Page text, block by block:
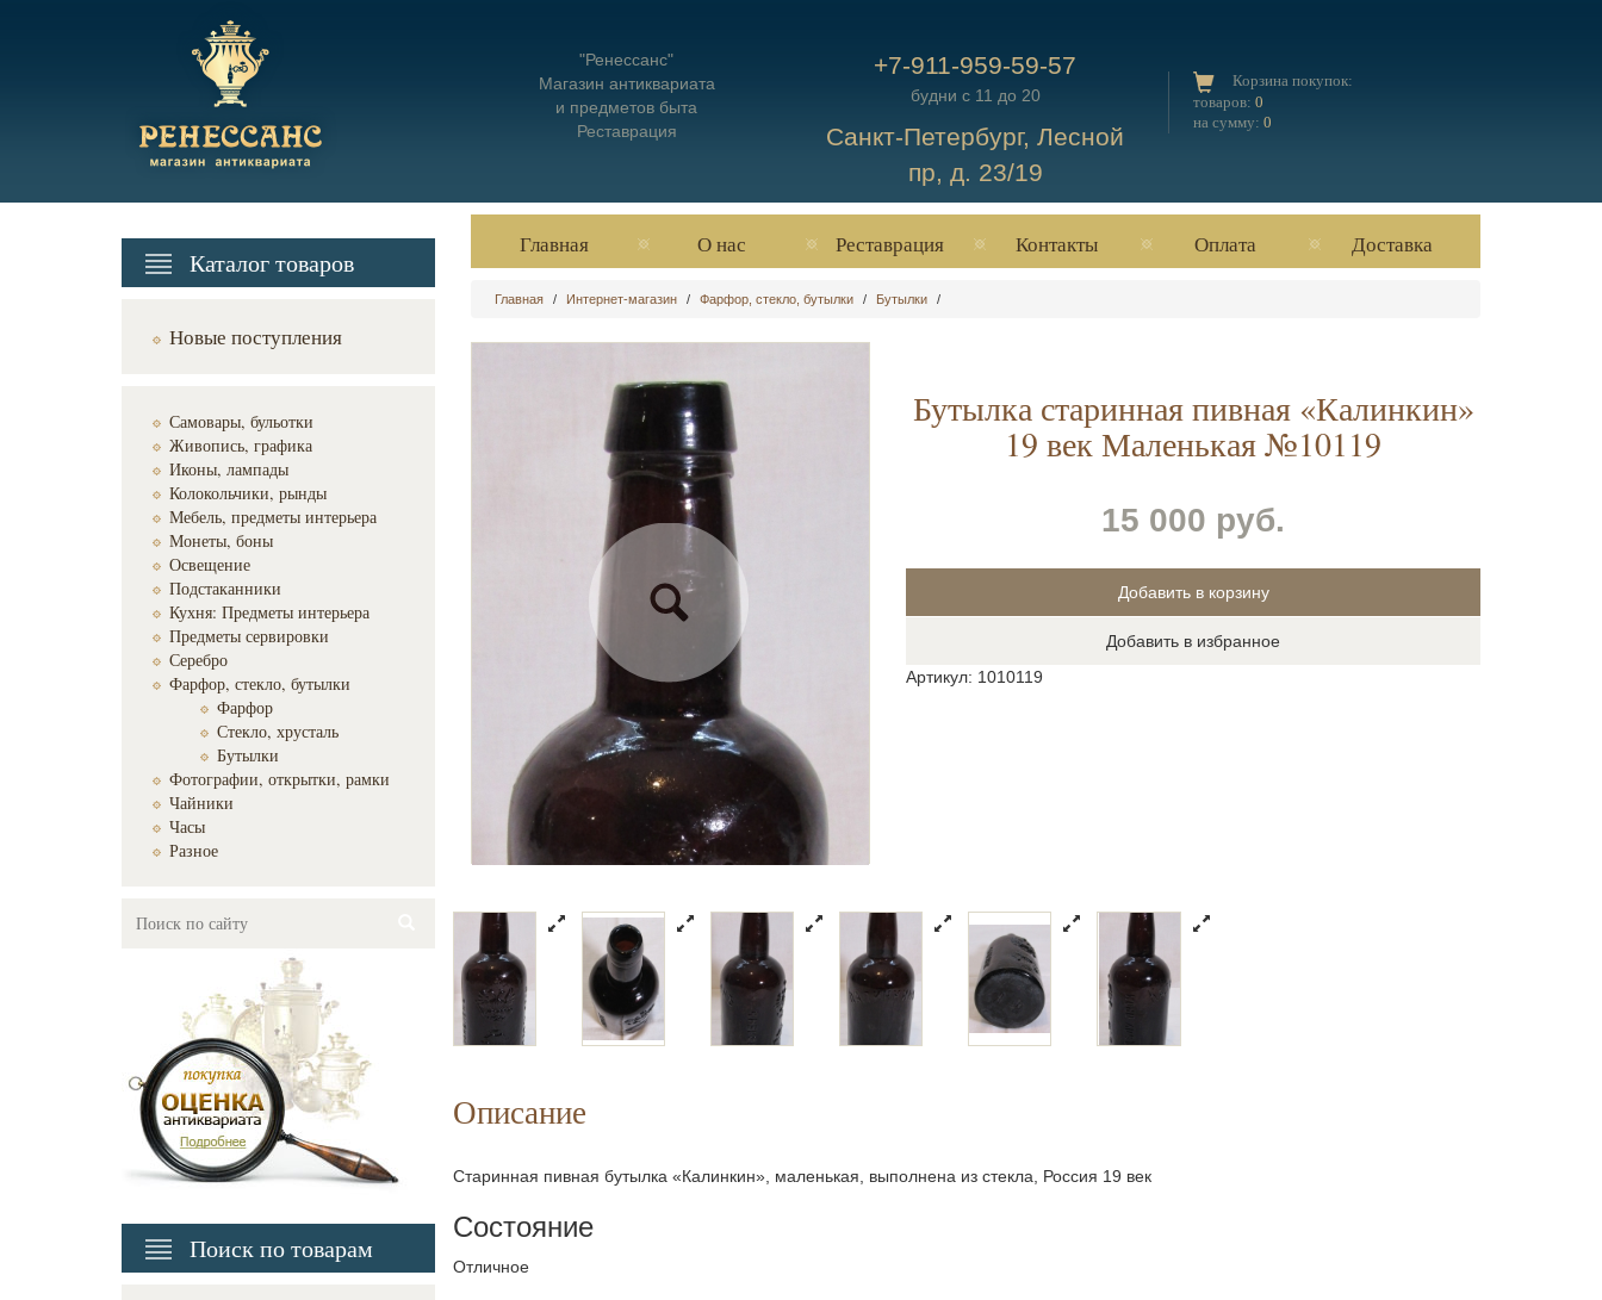
"Ренессанс"
Магазин антиквариата
и предметов быта
Реставрация
+7-911-959-59-57
будни с 11 до 20
Санкт-Петербург, Лесной
пр, д. 23/19
Корзина покупок:
товаров: 0
на сумму: 0
Каталог товаров
Новые поступления
Самовары, бульотки
Живопись, графика
Иконы, лампады
Колокольчики, рынды
Мебель, предметы интерьера
Монеты, боны
Освещение
Подстаканники
Кухня: Предметы интерьера
Предметы сервировки
Серебро
Фарфор, стекло, бутылки
Фарфор
Стекло, хрусталь
Бутылки
Фотографии, открытки, рамки
Чайники
Часы
Разное
Поиск по товарам
Главная О нас Реставрация Контакты Оплата Доставка
Главная / Интернет-магазин / Фарфор, стекло, бутылки / Бутылки /
Бутылка старинная пивная «Калинкин»
19 век Маленькая №10119
15 000 руб.
Добавить в избранное
Артикул: 1010119
Описание
Старинная пивная бутылка «Калинкин», маленькая, выполнена из стекла, Россия 19 век
Состояние
Отличное